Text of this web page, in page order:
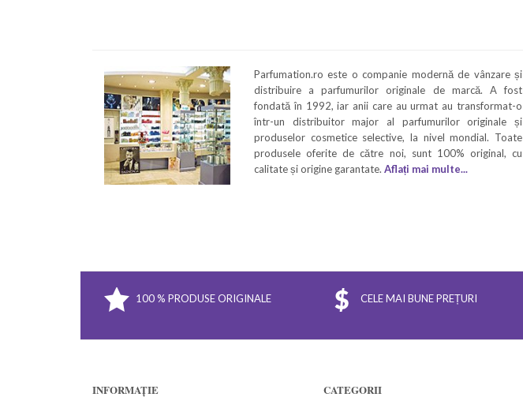
Parfumation.ro este o companie modernă de vânzare și
distribuire a parfumurilor originale de marcă. A fost
fondată în 1992, iar anii care au urmat au transformat-o
într-un distribuitor major al parfumurilor originale și
produselor cosmetice selective, la nivel mondial. Toate
produsele oferite de către noi, sunt 100% original, cu
calitate și origine garantate. Aflați mai multe...
100 % PRODUSE ORIGINALE CELE MAI BUNE PREȚURI
INFORMAȚIE CATEGORII